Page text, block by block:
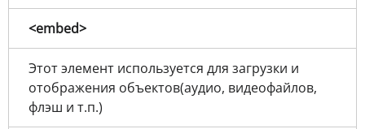
<embed>
Этот элемент используется для загрузки и
отображения объектов(аудио, видеофайлов,
флэш и т.п.)